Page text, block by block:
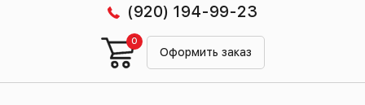
(920) 194-99-23
Оформить заказ
0